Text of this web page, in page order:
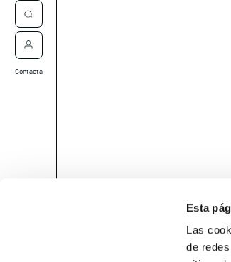
Esta
Las
de
Contacta